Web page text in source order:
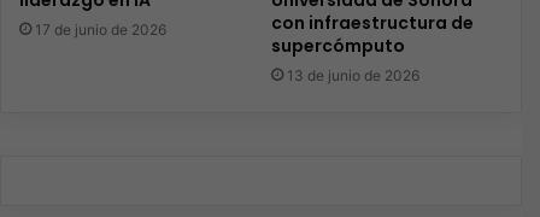
17 de junio de 2026
con infraestructura de
supercómputo
13 de junio de 2026